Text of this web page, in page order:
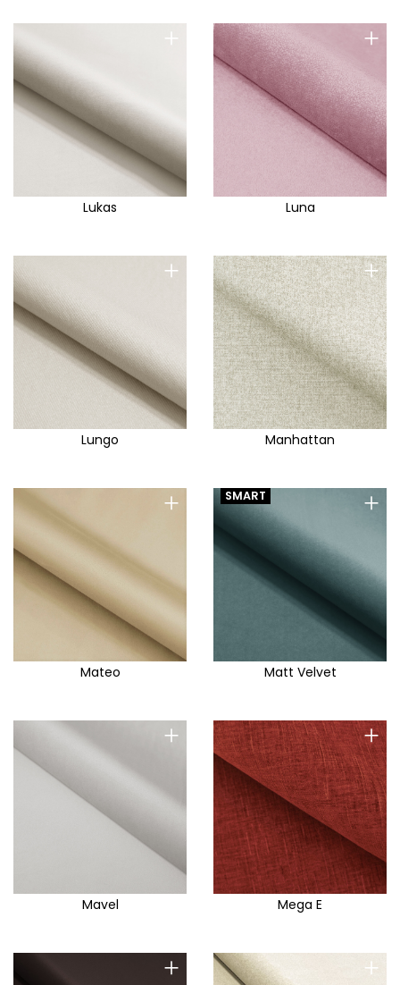
+
Lukas
+
Luna
+
Lungo
+
Manhattan
+
Mateo
+
SMART
Matt Velvet
+
Mavel
+
Mega E
+ +